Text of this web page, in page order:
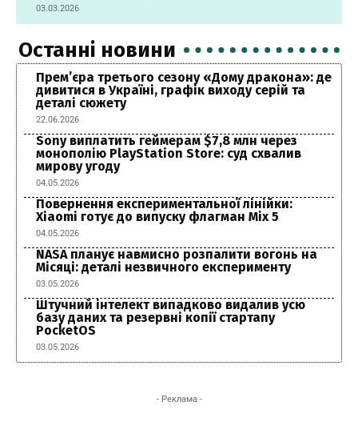
03.03.2026
Останні новини
Прем’єра третього сезону «Дому дракона»: де
дивитися в Україні, графік виходу серій та
деталі сюжету
22.06.2026
Sony виплатить геймерам $7,8 млн через
монополію PlayStation Store: суд схвалив
мирову угоду
04.05.2026
Повернення експериментальної лінійки:
Xiaomi готує до випуску флагман Mix 5
04.05.2026
NASA планує навмисно розпалити вогонь на
Місяці: деталі незвичного експерименту
03.05.2026
Штучний інтелект випадково видалив усю
базу даних та резервні копії стартапу
PocketOS
03.05.2026
- Реклама -